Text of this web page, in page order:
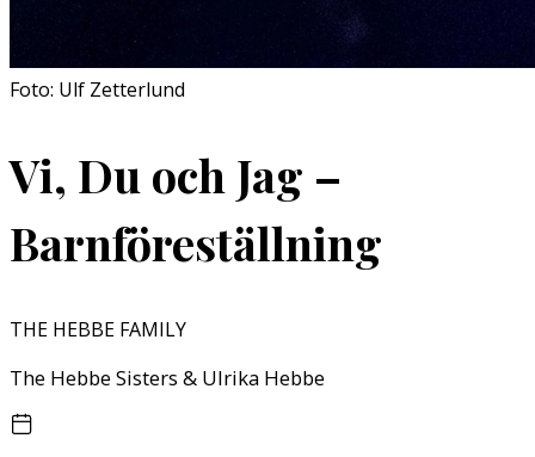
Foto: Ulf Zetterlund
Vi, Du och Jag –
Barnföreställning
THE HEBBE FAMILY
The Hebbe Sisters & Ulrika Hebbe